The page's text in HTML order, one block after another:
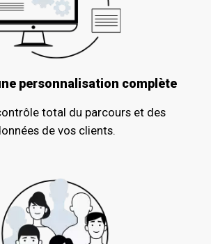
personnalisation complète
total du parcours et des
de vos clients.